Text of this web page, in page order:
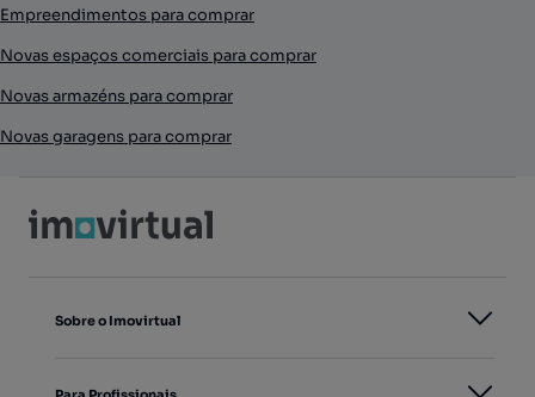
Empreendimentos para comprar
Novas espaços comerciais para comprar
Novas armazéns para comprar
Novas garagens para comprar
Sobre o Imovirtual